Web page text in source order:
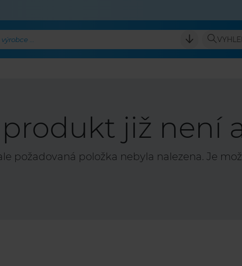
...
již není
požadovaná položka nebyla nalezena. Je